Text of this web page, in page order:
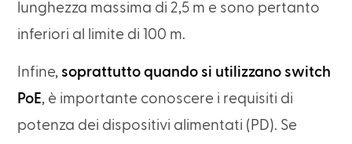
lunghezza massima di 2,5 m e sono pertanto
inferiori al limite di 100 m.
Infine, soprattutto quando si utilizzano switch
PoE, è importante conoscere i requisiti di
potenza dei dispositivi alimentati (PD). Se